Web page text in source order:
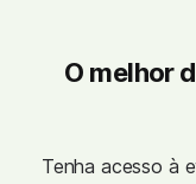
O melhor
Tenha acesso à